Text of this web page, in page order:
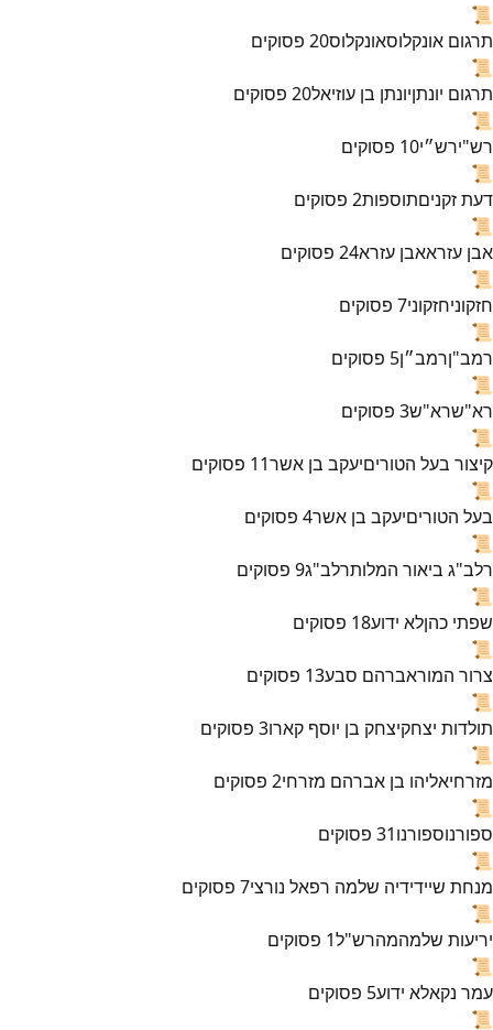
📜
תרגום אונקלוסאונקלוס20 פסוקים
📜
תרגום יונתןיונתן בן עוזיאל20 פסוקים
📜
רש"ירש״י10 פסוקים
📜
דעת זקניםתוספות2 פסוקים
📜
אבן עזראאבן עזרא24 פסוקים
📜
חזקוניחזקוני7 פסוקים
📜
רמב"ןרמב״ן5 פסוקים
📜
רא"שרא"ש3 פסוקים
📜
קיצור בעל הטוריםיעקב בן אשר11 פסוקים
📜
בעל הטוריםיעקב בן אשר4 פסוקים
📜
רלב"ג ביאור המלותרלב"ג9 פסוקים
📜
שפתי כהןלא ידוע18 פסוקים
📜
צרור המוראברהם סבע13 פסוקים
📜
תולדות יצחקיצחק בן יוסף קארו3 פסוקים
📜
מזרחיאליהו בן אברהם מזרחי2 פסוקים
📜
ספורנוספורנו31 פסוקים
📜
מנחת שיידידיה שלמה רפאל נורצי7 פסוקים
📜
יריעות שלמהמהרש"ל1 פסוקים
📜
עמר נקאלא ידוע5 פסוקים
📜